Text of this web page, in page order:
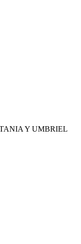
Y UMBRIEL